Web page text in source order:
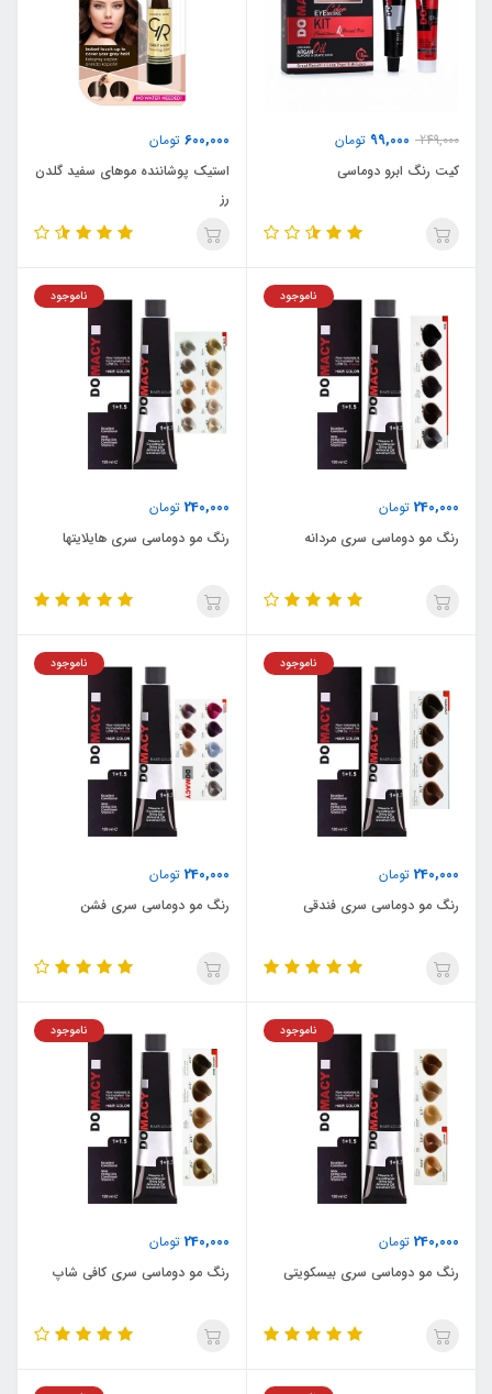
249,000
99,000 تومان
کیت رنگ ابرو دوماسی
600,000 تومان
استیک پوشاننده موهای سفید گلدن
رز
240,000 تومان
ناموجود
رنگ مو دوماسی سری مردانه
240,000 تومان
ناموجود
رنگ مو دوماسی سری هایلایتها
240,000 تومان
ناموجود
رنگ مو دوماسی سری فندقی
240,000 تومان
ناموجود
رنگ مو دوماسی سری فشن
240,000 تومان
ناموجود
رنگ مو دوماسی سری بیسکویتی
240,000 تومان
ناموجود
رنگ مو دوماسی سری کافی شاپ